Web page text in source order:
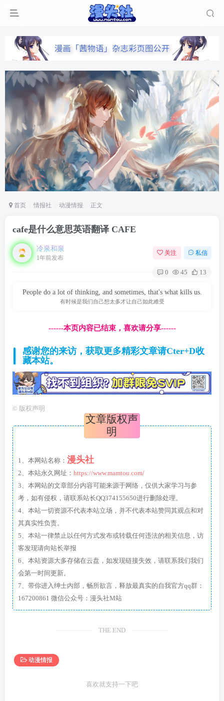
首页 情报社 动漫情报 正文
cafe是什么意思英语翻译 CAFE
冷泉和泉
1年前发布
关注 私信
0 45 13
People do a lot of thinking, and sometimes, that's what kills us.
有时候是我们自己想太多才让自己如此难受
------本页内容已结束，喜欢请分享------
感谢您的来访，获取更多精彩文章请Cter+D收
藏本站。
© 版权声明
文章版权声
明
1、本网站名称： 漫头社
2、本站永久网址： https://www.mamtou.com/
3、本网站的文章部分内容可能来源于网络，仅供大家学习与参
考，如有侵权，请联系站长QQ374155650进行删除处理。
4、本站一切资源不代表本站立场，并不代表本站赞同其观点和对
其真实性负责。
5、本站一律禁止以任何方式发布或转载任何违法的相关信息，访
客发现请向站长举报
6、本站资源大多存储在云盘，如发现链接失效，请联系我们我们
会第一时间更新。
7、带你进入绅士内部，畅所欲言，释放最真实的自我官方qq群：
167200861 微信公众号：漫头社M站
THE END
动漫情报
喜欢就支持一下吧